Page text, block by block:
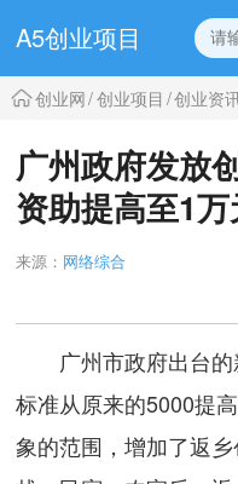
A5创业项目
创业网/创业项目 /创业资
广州政府发放
资助提高至1
来源： 网络综合
广州市政府出台
标准从原来的5000提
象的范围，增加了返